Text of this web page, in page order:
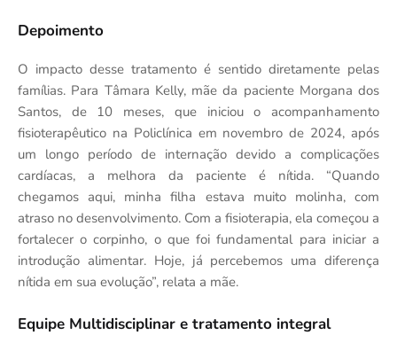
Depoimento
O impacto desse tratamento é sentido diretamente pelas
famílias. Para Tâmara Kelly, mãe da paciente Morgana dos
Santos, de 10 meses, que iniciou o acompanhamento
fisioterapêutico na Policlínica em novembro de 2024, após
um longo período de internação devido a complicações
cardíacas, a melhora da paciente é nítida. “Quando
chegamos aqui, minha filha estava muito molinha, com
atraso no desenvolvimento. Com a fisioterapia, ela começou a
fortalecer o corpinho, o que foi fundamental para iniciar a
introdução alimentar. Hoje, já percebemos uma diferença
nítida em sua evolução”, relata a mãe.
Equipe Multidisciplinar e tratamento integral